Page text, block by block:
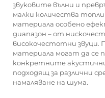
звуковите вълни и
малки количества
материала особено
диапазон – от
високочестотни
материала могат да се
конкретните
подходящ за различни
намаляване на шума.